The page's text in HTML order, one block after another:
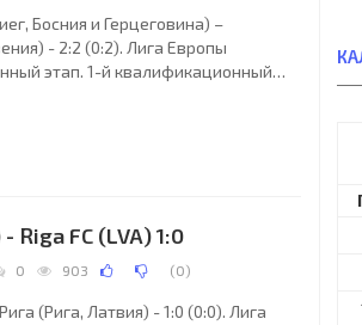
Босния и Герцеговина) –
- 2:2 (0:2). Лига Европы
этап. 1-й квалификационный
Ясно. +26°C. Стадион Пецара. 2500
Riga FC (LVA) 1:0
0 903 (0)
(Рига, Латвия) - 1:0 (0:0). Лига